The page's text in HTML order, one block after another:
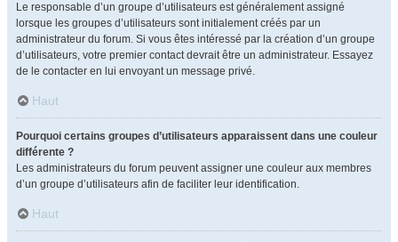
Le responsable d’un groupe d’utilisateurs est généralement assigné
lorsque les groupes d’utilisateurs sont initialement créés par un
administrateur du forum. Si vous êtes intéressé par la création d’un groupe
d’utilisateurs, votre premier contact devrait être un administrateur. Essayez
de le contacter en lui envoyant un message privé.
Haut
Pourquoi certains groupes d’utilisateurs apparaissent dans une couleur
différente ?
Les administrateurs du forum peuvent assigner une couleur aux membres
d’un groupe d’utilisateurs afin de faciliter leur identification.
Haut